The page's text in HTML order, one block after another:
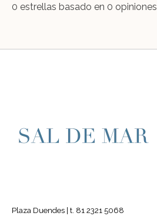
0 estrellas basado en 0 opiniones
Plaza Duendes | t. 81 2321 5068